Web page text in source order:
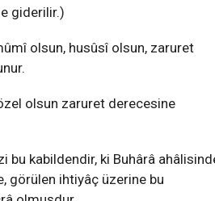
giderilir.)
olsun, husûsî olsun, zaruret
olsun zaruret derecesine
bu kabildendir, ki Buhârâ
görülen ihtiyâç üzerine bu